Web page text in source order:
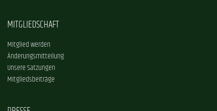
MITGLIEDSCHAFT
Mitglied werden
Änderungsmitteilung
Unsere Satzungen
Mitgliedsbeiträge